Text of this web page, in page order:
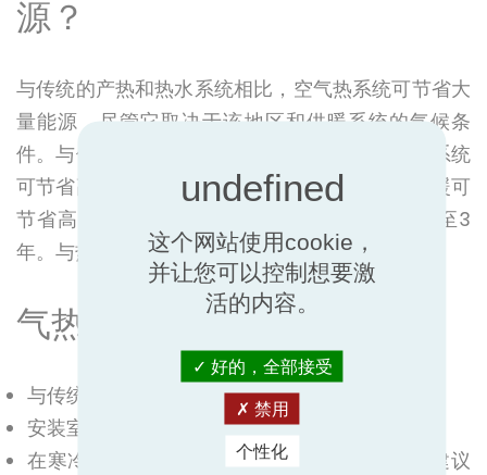
源？
与传统的产热和热水系统相比，空气热系统可节省大
量能源，尽管它取决于该地区和供暖系统的气候条
件。与使用柴油的传统锅炉系统相比，使用地暖系统
可节省高达 50% 至 55% 的费用，使用散热器供暖可
节省高达 15% 至 20% 的费用。摊销年限为2年至3
年。与热太阳能结合可以取得优异的结果。
气热的要求
与传统系统相比，初始投资较高。
安装室外机（影响美观并产生噪音）。
在寒冷的气候地区，季节性表现会降低，因此建议
这个网站使用cookie，
并让您可以控制想要激
活的内容。
好的，全部接受
禁用
个性化